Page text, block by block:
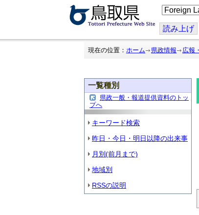
こ
の
ジ
を
翻
読み上げ
現在の位置： ホーム 県政情報 広報
一覧種別
県政一般・報道提供資料のトッ
プへ
キーワード検索
昨日・今日・明日以降の出来事
月別(前月まで)
地域別
RSSの説明